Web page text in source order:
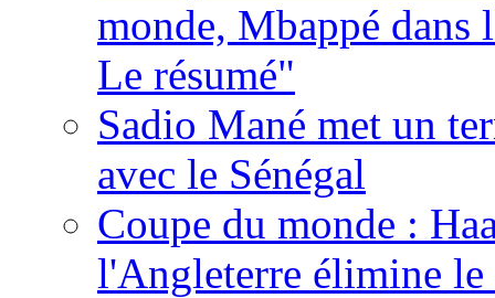
monde, Mbappé dans
Le résumé"
Sadio Mané met un
avec le Sénégal
Coupe du monde :
l'Angleterre élimine